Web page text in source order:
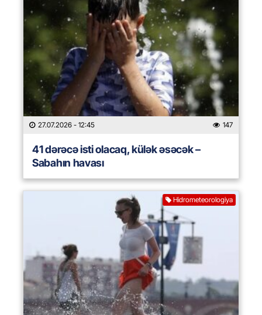
27.07.2026 - 12:45 147
41 dərəcə isti olacaq, külək əsəcək –
Sabahın havası
Hidrometeorologiya